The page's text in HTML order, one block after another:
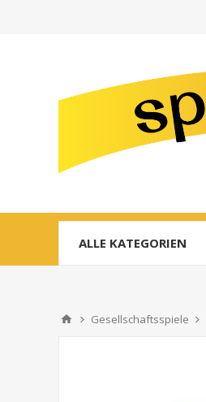
ALLE KATEGORIEN
Gesellschaftsspiele